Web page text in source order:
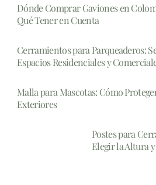
Dónde Comprar Gaviones en
Qué Tener en Cuenta
Cerramientos para Parqueaderos:
Espacios Residenciales y
Malla para Mascotas: Cómo
Exteriores
Postes para
Elegir la Altura